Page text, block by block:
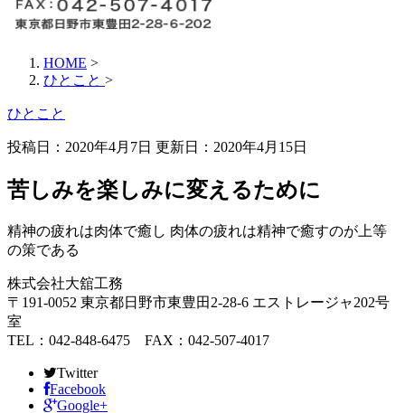
HOME >
ひとこと >
ひとこと
投稿日：2020年4月7日 更新日： 2020年4月15日
苦しみを楽しみに変えるために
精神の疲れは肉体で癒し 肉体の疲れは精神で癒すのが上等
の策である
株式会社大舘工務
〒191-0052 東京都日野市東豊田2-28-6 エストレージャ202号
室
TEL：042-848-6475 FAX：042-507-4017
Twitter
Facebook
Google+